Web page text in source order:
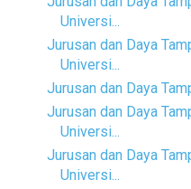
Universi...
Jurusan dan Daya
Universi...
Jurusan dan Daya
Jurusan dan Daya
Universi...
Jurusan dan Daya
Universi...